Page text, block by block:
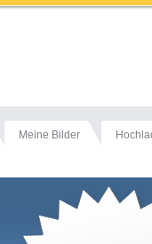
Meine Bilder